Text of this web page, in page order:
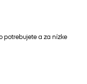
potrebujete a za nízke